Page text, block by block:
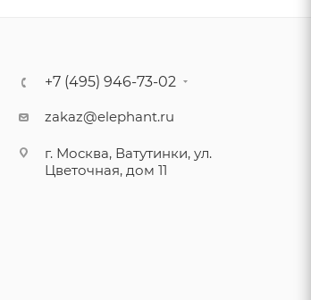
+7 (495) 946-73-02
zakaz@elephant.ru
г. Москва, Ватутинки, ул.
Цветочная, дом 11